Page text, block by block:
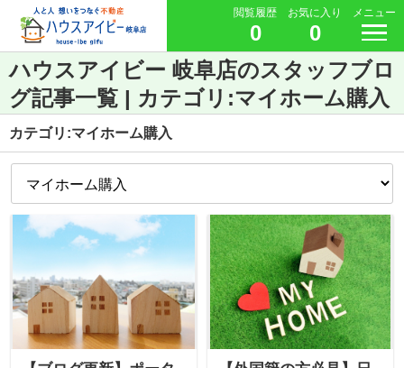
閲覧履歴
0
お気に入り
0
メニュー
ハウスアイビー 岐阜店のスタッフブロ
グ記事一覧 | カテゴリ:マイホーム購入
カテゴリ:マイホーム購入